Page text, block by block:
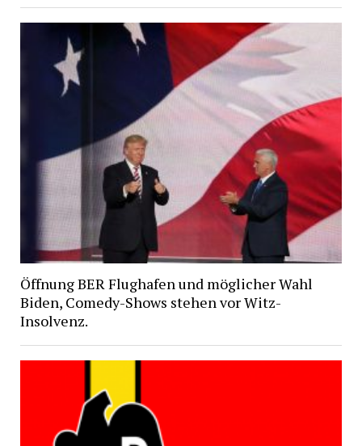
Öffnung BER Flughafen und möglicher Wahl
Biden, Comedy-Shows stehen vor Witz-
Insolvenz.